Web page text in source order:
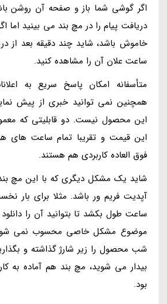
اگر گوشی شما باز و صفحه آن روشن
دریافت پیام را در مچ بند می بینید
خاموش باشد، شاید چند دقیقه بعد از
ساعت علان آن را مشاهده کنید.
متأسفانه امکان پاسخ سریع به
همچنین نمی توانید خبری از پیش
این محصول نیست. دو قابلیتی که
این قیمت و تقریبا تمام ساعت های
فوق العاده کاربردی هم هستند.
شاید یک مشکل دیگری که با این مچ بند
آپدیت فریم ور باشد. مثلا برای بار
ساعت طول بکشد تا بتوانید آن را
موضوع مشکل خاصی محسوب نمی
شب محصول را زیر شارژ گذاشته و
بیدار می شوید، مچ بند هم آماده به
بود.